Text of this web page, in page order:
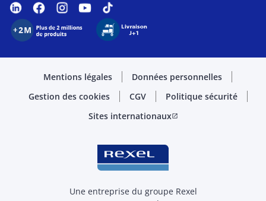
Mentions légales
Données personnelles
Gestion des cookies
CGV
Politique sécurité
Sites internationauxopen_in_new
Une entreprise du groupe Rexel